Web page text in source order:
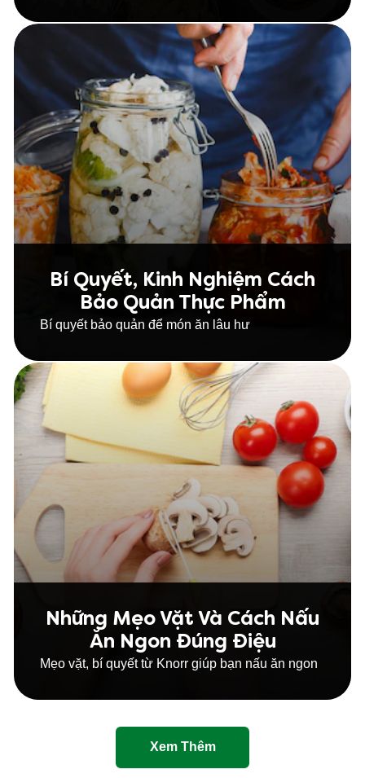
Bí Quyết, Kinh Nghiệm Cách
Bảo Quản Thực Phẩm
Bí quyết bảo quản để món ăn lâu hư
Những Mẹo Vặt Và Cách Nấu
Ăn Ngon Đúng Điệu
Mẹo vặt, bí quyết từ Knorr giúp bạn nấu ăn ngon
Xem Thêm